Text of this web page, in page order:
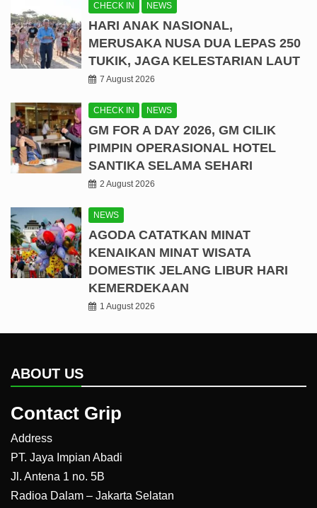
CHECK IN NEWS
HARI ANAK NASIONAL,
MERUSAKA NUSA DUA LEPAS 250
TUKIK, JAGA KELESTARIAN LAUT
7 August 2026
CHECK IN NEWS
GM FOR A DAY 2026, GM CILIK
PIMPIN OPERASIONAL HOTEL
SANTIKA SELAMA SEHARI
2 August 2026
NEWS
AGODA CATATKAN MINAT
KENAIKAN MINAT WISATA
DOMESTIK JELANG LIBUR HARI
KEMERDEKAAN
1 August 2026
ABOUT US
Contact Grip
Address
PT. Jaya Impian Abadi
Jl. Antena 1 no. 5B
Radioa Dalam – Jakarta Selatan